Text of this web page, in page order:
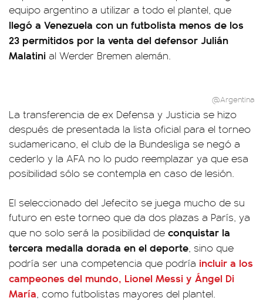
equipo argentino a utilizar a todo el plantel, que
llegó a Venezuela con un futbolista menos de los
23 permitidos por la venta del defensor Julián
Malatini al Werder Bremen alemán.
@Argentina
La transferencia de ex Defensa y Justicia se hizo
después de presentada la lista oficial para el torneo
sudamericano, el club de la Bundesliga se negó a
cederlo y la AFA no lo pudo reemplazar ya que esa
posibilidad sólo se contempla en caso de lesión.
El seleccionado del Jefecito se juega mucho de su
futuro en este torneo que da dos plazas a París, ya
que no solo será la posibilidad de conquistar la
tercera medalla dorada en el deporte, sino que
podría ser una competencia que podría incluir a los
campeones del mundo, Lionel Messi y Ángel Di
María, como futbolistas mayores del plantel.